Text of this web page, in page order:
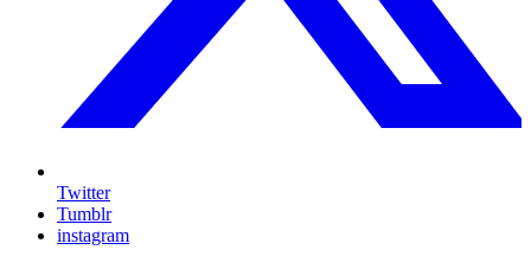
Twitter
Tumblr
instagram